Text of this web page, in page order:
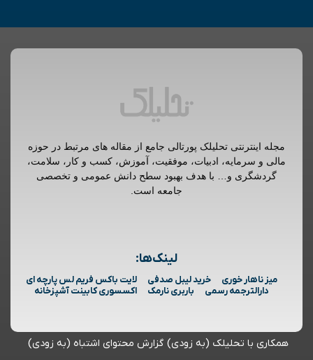
مجله اینترنتی تحلیلک پورتالی جامع از مقاله های مرتبط در حوزه
مالی و سرمایه، ادبیات، موفقیت، آموزش، کسب و کار، سلامت،
گردشگری و… با هدف بهبود سطح دانش عمومی و تخصصی
جامعه است.
لینک‌ها:
میز ناهار خوری خرید لیبل صدفی
لایت باکس فریم لس پارچه ای
دارالترجمه رسمی
باربری نارمک اکسسوری کابینت آشپزخانه
همکاری با تحلیلک (به زودی) گزارش محتوای اشتباه (به زودی)